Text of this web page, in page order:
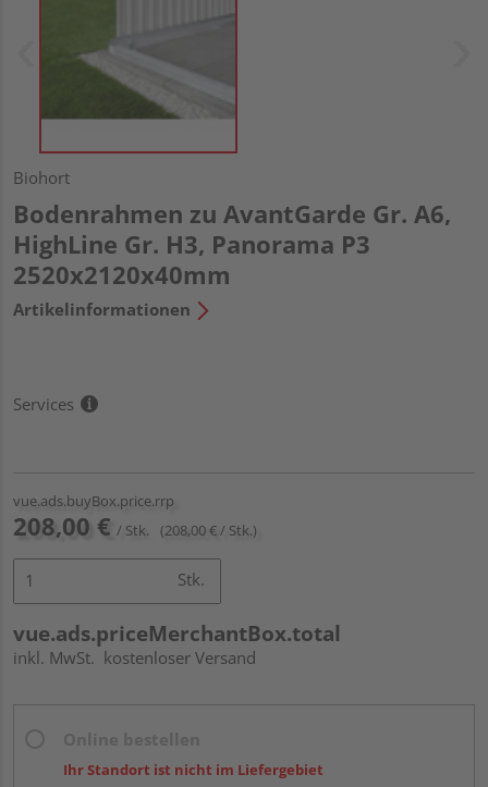
Biohort
Bodenrahmen zu AvantGarde Gr. A6,
HighLine Gr. H3, Panorama P3
2520x2120x40mm
Artikelinformationen
Services
vue.ads.buyBox.price.rrp
208,00 € / Stk. (208,00 € / Stk.)
Stk.
vue.ads.priceMerchantBox.total
inkl. MwSt. kostenloser Versand
Ihr Standort ist nicht im Liefergebiet